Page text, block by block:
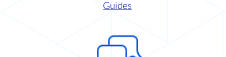
Guides